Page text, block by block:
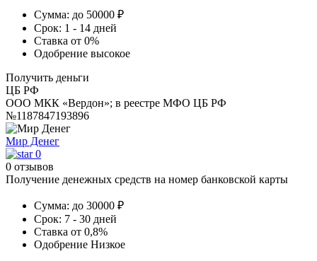
Сумма: до 50000 ₽
Срок: 1 - 14 дней
Ставка от 0%
Одобрение высокое
Получить деньги
ЦБ РФ
ООО МКК «Вердон»; в реестре МФО ЦБ РФ
№1187847193896
Мир Денег
0
0 отзывов
Получение денежных средств на номер банковской карты
Сумма: до 30000 ₽
Срок: 7 - 30 дней
Ставка от 0,8%
Одобрение Низкое